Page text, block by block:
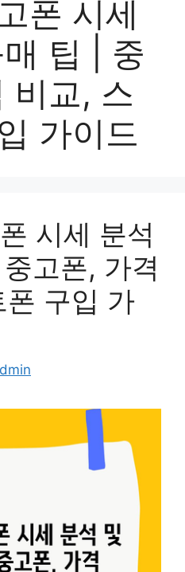
폰 시세
팁 | 중
비교, 스
가이드
시세 분석
고폰, 가격
폰 구입 가